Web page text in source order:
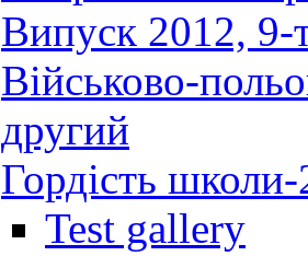
Випуск 2012, 9-
Військово-
другий
Гордість
Test gallery